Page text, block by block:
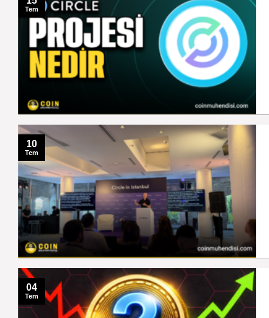
Tem
10
Tem
04
Tem